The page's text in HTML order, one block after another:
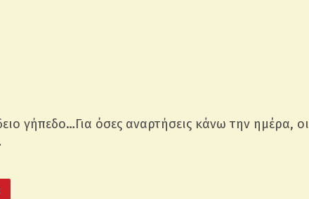
γήπεδο…Για όσες αναρτήσεις κάνω την ημέρα, οι